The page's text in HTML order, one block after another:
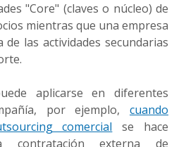
"Core" (claves o núcleo) de
mientras que una empresa
de las actividades secundarias
aplicarse en diferentes
por ejemplo, cuando
comercial se hace
contratación externa de